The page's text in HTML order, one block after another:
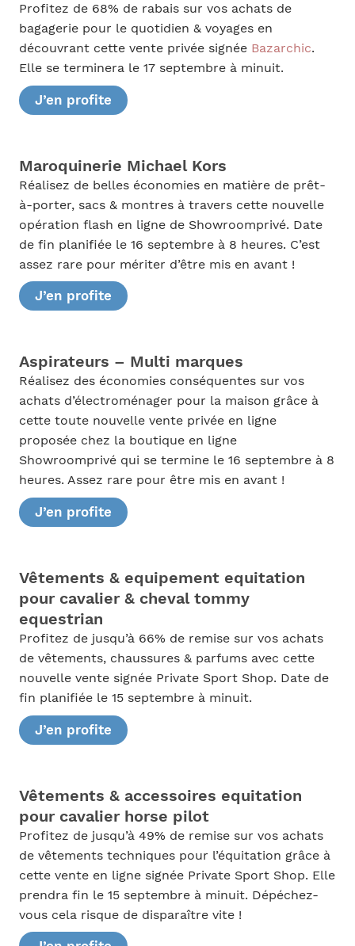
Profitez de 68% de rabais sur vos achats de
bagagerie pour le quotidien & voyages en
découvrant cette vente privée signée Bazarchic.
Elle se terminera le 17 septembre à minuit.
J’en profite
Maroquinerie Michael Kors
Réalisez de belles économies en matière de prêt-
à-porter, sacs & montres à travers cette nouvelle
opération flash en ligne de Showroomprivé. Date
de fin planifiée le 16 septembre à 8 heures. C’est
assez rare pour mériter d’être mis en avant !
J’en profite
Aspirateurs – Multi marques
Réalisez des économies conséquentes sur vos
achats d’électroménager pour la maison grâce à
cette toute nouvelle vente privée en ligne
proposée chez la boutique en ligne
Showroomprivé qui se termine le 16 septembre à 8
heures. Assez rare pour être mis en avant !
J’en profite
Vêtements & equipement equitation
pour cavalier & cheval tommy
equestrian
Profitez de jusqu’à 66% de remise sur vos achats
de vêtements, chaussures & parfums avec cette
nouvelle vente signée Private Sport Shop. Date de
fin planifiée le 15 septembre à minuit.
J’en profite
Vêtements & accessoires equitation
pour cavalier horse pilot
Profitez de jusqu’à 49% de remise sur vos achats
de vêtements techniques pour l’équitation grâce à
cette vente en ligne signée Private Sport Shop. Elle
prendra fin le 15 septembre à minuit. Dépéchez-
vous cela risque de disparaître vite !